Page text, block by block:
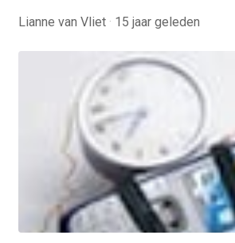
Lianne van Vliet · 15 jaar geleden